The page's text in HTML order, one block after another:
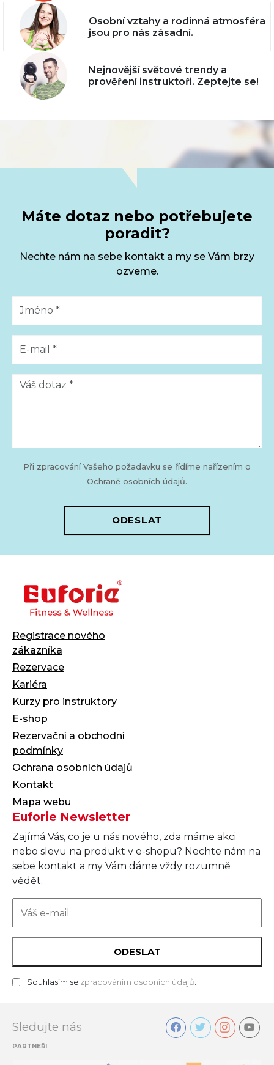
Osobní vztahy a rodinná atmosféra
jsou pro nás zásadní.
Nejnovější světové trendy a
prověření instruktoři. Zeptejte se!
Máte dotaz nebo potřebujete
poradit?
Nechte nám na sebe kontakt a my se Vám brzy
ozveme.
Při zpracování Vašeho požadavku se řídíme nařízením o
Ochraně osobních údajů.
ODESLAT
Registrace nového
zákazníka
Rezervace
Kariéra
Kurzy pro instruktory
E-shop
Rezervační a obchodní
podmínky
Ochrana osobních údajů
Kontakt
Mapa webu
Euforie Newsletter
Zajímá Vás, co je u nás nového, zda máme akci
nebo slevu na produkt v e-shopu? Nechte nám na
sebe kontakt a my Vám dáme vždy rozumně
vědět.
ODESLAT
Souhlasím se zpracováním osobních údajů
Sledujte nás
PARTNEŘI